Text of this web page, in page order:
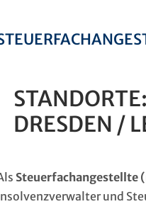
DRESDEN /
Steuerfachangestellte
und